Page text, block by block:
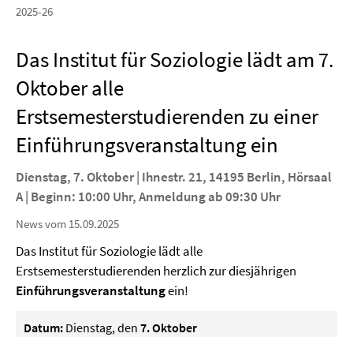
2025-26
Das Institut für Soziologie lädt am 7.
Oktober alle
Erstsemesterstudierenden zu einer
Einführungsveranstaltung ein
Dienstag, 7. Oktober | Ihnestr. 21, 14195 Berlin, Hörsaal
A | Beginn: 10:00 Uhr, Anmeldung ab 09:30 Uhr
News vom 15.09.2025
Das Institut für Soziologie lädt alle
Erstsemesterstudierenden herzlich zur diesjährigen
Einführungsveranstaltungein!
Datum: Dienstag, den 7. Oktober